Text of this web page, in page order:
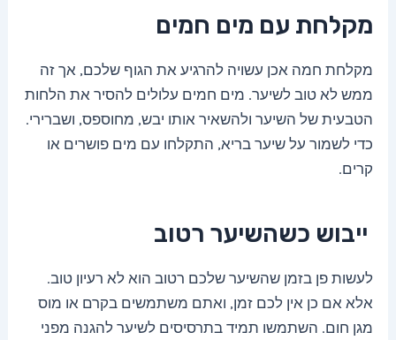
מקלחת עם מים חמים
מקלחת חמה אכן עשויה להרגיע את הגוף שלכם, אך זה
ממש לא טוב לשיער. מים חמים עלולים להסיר את הלחות
הטבעית של השיער ולהשאיר אותו יבש, מחוספס, ושברירי.
כדי לשמור על שיער בריא, התקלחו עם מים פושרים או
קרים.
ייבוש כשהשיער רטוב
לעשות פן בזמן שהשיער שלכם רטוב הוא לא רעיון טוב.
אלא אם כן אין לכם זמן, ואתם משתמשים בקרם או מוס
מגן חום. השתמשו תמיד בתרסיסים לשיער להגנה מפני